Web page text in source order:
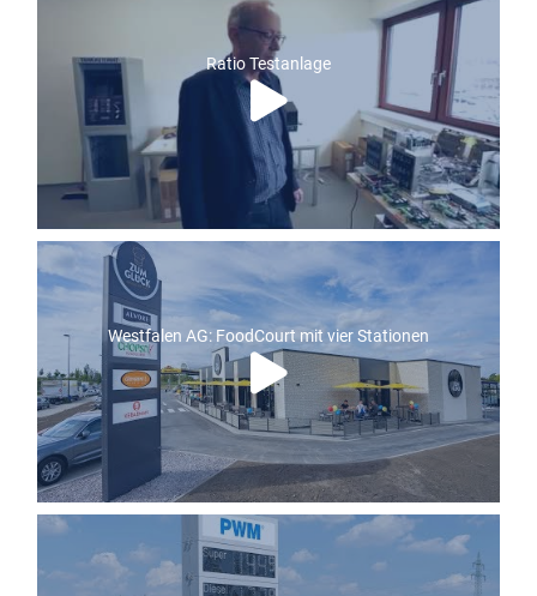
Ratio Testanlage
Westfalen AG: FoodCourt mit vier Stationen